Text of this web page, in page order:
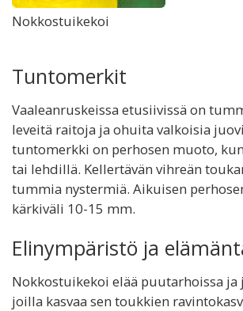
Nokkostuikekoi
Tuntomerkit
Vaaleanruskeissa etusiivissä on
leveitä raitoja ja ohuita valkoisia
tuntomerkki on perhosen muoto,
tai lehdillä. Kellertävän vihreän
tummia nystermiä. Aikuisen
kärkiväli 10-15 mm.
Elinympäristö ja
Nokkostuikekoi elää puutarhoissa
joilla kasvaa sen toukkien